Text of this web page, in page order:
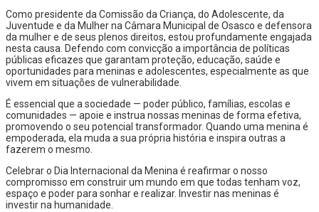
Como presidente da Comissão da Criança, do Adolescente, da
Juventude e da Mulher na Câmara Municipal de Osasco e defensora
da mulher e de seus plenos direitos, estou profundamente engajada
nesta causa. Defendo com convicção a importância de políticas
públicas eficazes que garantam proteção, educação, saúde e
oportunidades para meninas e adolescentes, especialmente as que
vivem em situações de vulnerabilidade.
É essencial que a sociedade — poder público, famílias, escolas e
comunidades — apoie e instrua nossas meninas de forma efetiva,
promovendo o seu potencial transformador. Quando uma menina é
empoderada, ela muda a sua própria história e inspira outras a
fazerem o mesmo.
Celebrar o Dia Internacional da Menina é reafirmar o nosso
compromisso em construir um mundo em que todas tenham voz,
espaço e poder para sonhar e realizar. Investir nas meninas é
investir na humanidade.